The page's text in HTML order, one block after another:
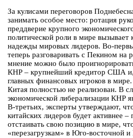
За кулисами переговоров
занимать особое место: ротация
преддверие крупного
политической роли в мире вызывает
надежды мировых лидеров. Во-
теперь разговаривать с Пекином на
мнение можно было
КНР – крупнейший кредитор США и,
главных финансовых игроков в
Китая полностью не реализован. В
экономической либерализации КНР
В-третьих, эксперты утверждают,
китайских лидеров будет активнее
отстаивать свою позицию в мире,
«перезагрузкам» в Юго-восточной